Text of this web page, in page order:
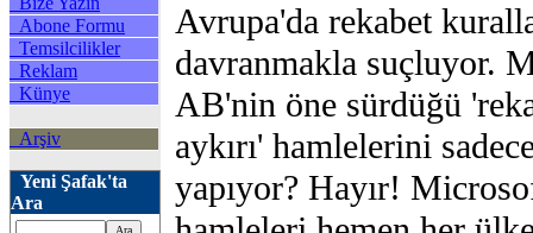
Abone Formu
Temsilcilikler
Reklam
Künye
Arşiv
Yeni Şafak'ta
Ara
Avrupa'da rekabet
davranmakla suçluyor.
AB'nin öne sürdüğü
aykırı' hamlelerini
yapıyor? Hayır!